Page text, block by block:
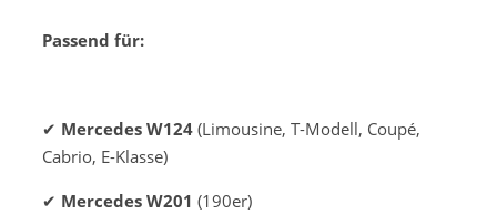
Passend für:
✔ Mercedes W124 (Limousine, T-Modell, Coupé,
Cabrio, E-Klasse)
✔ Mercedes W201 (190er)